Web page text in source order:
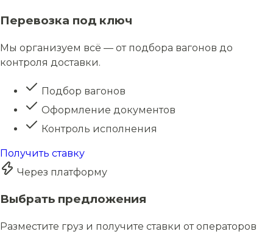
Перевозка под ключ
Мы организуем всё — от подбора вагонов до
контроля доставки.
Подбор вагонов
Оформление документов
Контроль исполнения
Получить ставку
Через платформу
Выбрать предложения
Разместите груз и получите ставки от операторов